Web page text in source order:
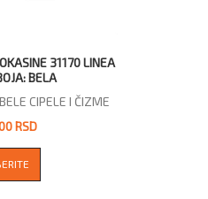
31170 LINEA
BELA
CIPELE I ČIZME
RSD